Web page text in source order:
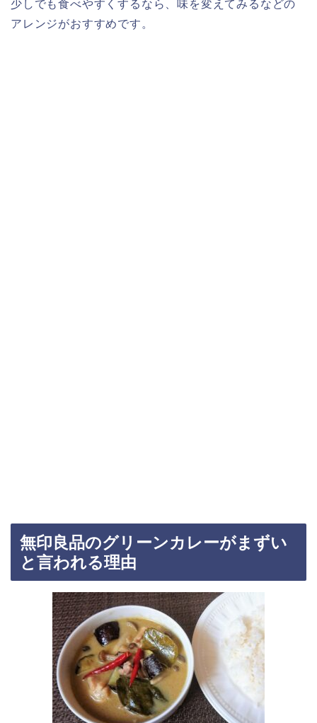
少しでも食べやすくするなら、味を変えてみるなどの
アレンジがおすすめです。
無印良品のグリーンカレーがまずい
と言われる理由